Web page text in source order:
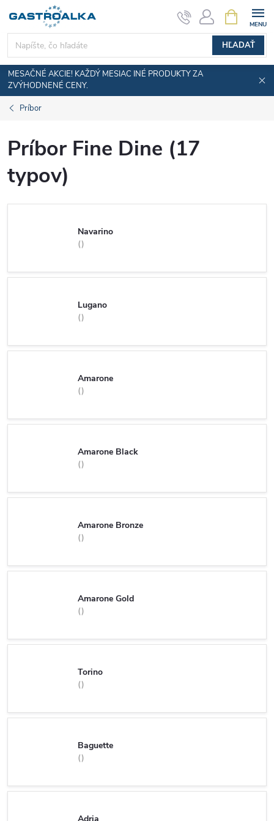
obsah
HĽADAŤ
KOŠÍK
MESAČNÉ AKCIE! KAŽDÝ MESIAC INÉ PRODUKTY ZA
ZVÝHODNENÉ CENY.
Príbor
Príbor Fine Dine (17
typov)
Navarino
Lugano
Amarone
Amarone Black
Amarone Bronze
Amarone Gold
Torino
Baguette
Adria